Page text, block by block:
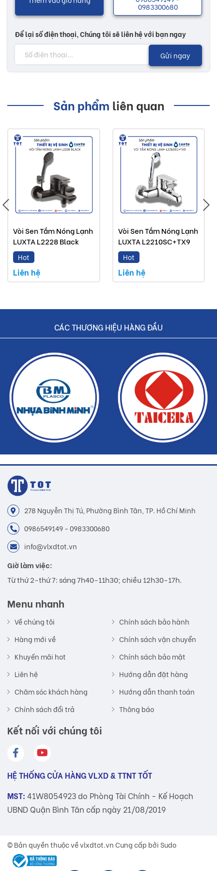
lợi ích cho người sử dụng sản phẩm.
Nhiều mẫu mã với các chức năng độc đáo sẽ có thêm
nhiều sự lựa chọn tùy theo sở thích của khách hàng. Các
sản phẩm vòi lavabo giúp cho không gian vệ sinh trở nên
sống thêm phong phú có lợi cho sức khoẻ...
Hình ảnh quý khách đang xem có thể khác 2/10 so
với thực tế do công nghệ chụp hình và ánh sáng
Đơn giá trên chưa bao gồm Vận chuyển và Khuyến
Buildshop cam kết:
Vòi lavabo Luxta mà Buildshop bán là sản phẩm
chính hãng
Hoàn tiền nếu phát hiện hàng giả, hàng nhái
Dịch vụ nhanh chóng, tiết kiệm thời gian và tiền bạc
0983300680
Để lại số điện thoại, Chúng tôi sẽ liên hệ với bạn ngay
Gửi ngay
Sản phẩm liên quan
Vòi Sen Tắm Nóng Lạnh
LUXTA L2228 Black
Hot
Liên hệ
Vòi Sen Tắm Nóng Lạnh
LUXTA L2210SC+TX9
Hot
Liên hệ
CÁC THƯƠNG HIỆU HÀNG ĐẦU
278 Nguyễn Thị Tú, Phường Bình Tân, TP. Hồ Chí Minh
0986549149 - 0983300680
info@vlxdtot.vn
Giờ làm việc:
Từ thứ 2-thứ 7: sáng 7h40-11h30; chiều 12h30-17h.
Menu nhanh
Về chúng tôi
Hàng mới về
Khuyến mãi hot
Liên hệ
Chăm sóc khách hàng
Chính sách đổi trả
Chính sách bảo hành
Chính sách vận chuyển
Chính sách bảo mật
Hướng dẫn đặt hàng
Hướng dẫn thanh toán
Thông báo
Kết nối với chúng tôi
HỆ THỐNG CỬA HÀNG VLXD & TTNT TỐT
MST: 41W8054923 do Phòng Tài Chính - Kế Hoạch
UBND Quận Bình Tân cấp ngày 21/08/2019
© Bản quyền thuộc vềvlxdtot.vnCung cấp bởi Sudo